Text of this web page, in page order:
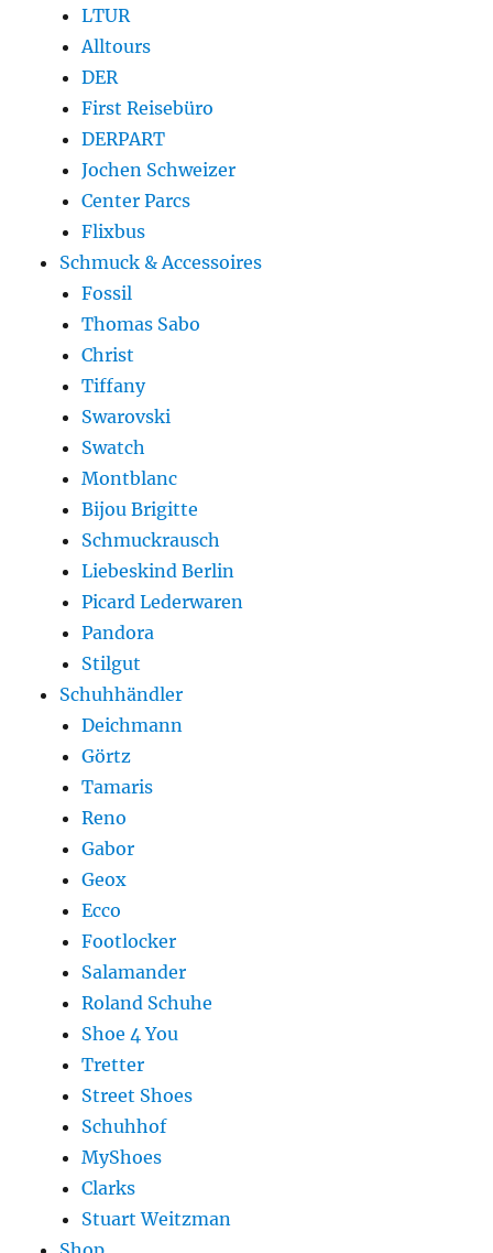
LTUR
Alltours
DER
First Reisebüro
DERPART
Jochen Schweizer
Center Parcs
Flixbus
Schmuck & Accessoires
Fossil
Thomas Sabo
Christ
Tiffany
Swarovski
Swatch
Montblanc
Bijou Brigitte
Schmuckrausch
Liebeskind Berlin
Picard Lederwaren
Pandora
Stilgut
Schuhhändler
Deichmann
Görtz
Tamaris
Reno
Gabor
Geox
Ecco
Footlocker
Salamander
Roland Schuhe
Shoe 4 You
Tretter
Street Shoes
Schuhhof
MyShoes
Clarks
Stuart Weitzman